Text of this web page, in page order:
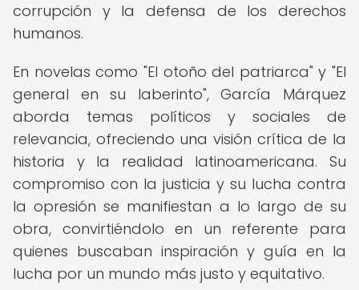
corrupción y la defensa de los derechos
humanos.
En novelas como "El otoño del patriarca" y "El
general en su laberinto", García Márquez
aborda temas políticos y sociales de
relevancia, ofreciendo una visión crítica de la
historia y la realidad latinoamericana. Su
compromiso con la justicia y su lucha contra
la opresión se manifiestan a lo largo de su
obra, convirtiéndolo en un referente para
quienes buscaban inspiración y guía en la
lucha por un mundo más justo y equitativo.